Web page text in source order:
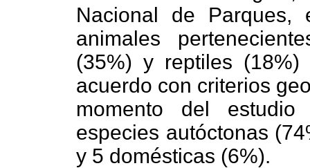
Nacional de Parques,
animales
(35%) y reptiles (18%)
acuerdo con criterios
momento del
especies autóctonas
y 5 domésticas (6%).